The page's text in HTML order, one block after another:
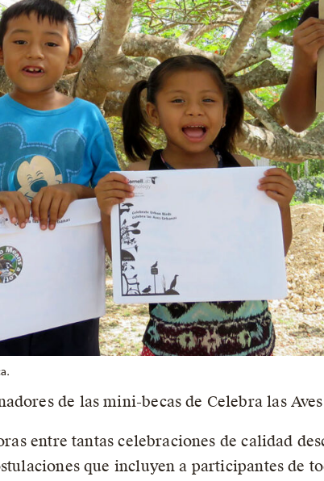
de las mini-becas de Celebra las
entre tantas celebraciones de calidad
que incluyen a participantes de